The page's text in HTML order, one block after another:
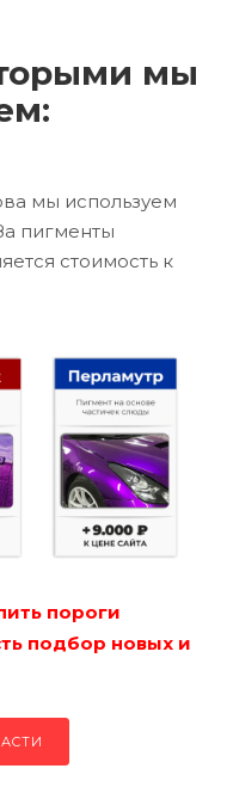
мы
мы используем
пигменты
стоимость к
пороги
подбор новых и